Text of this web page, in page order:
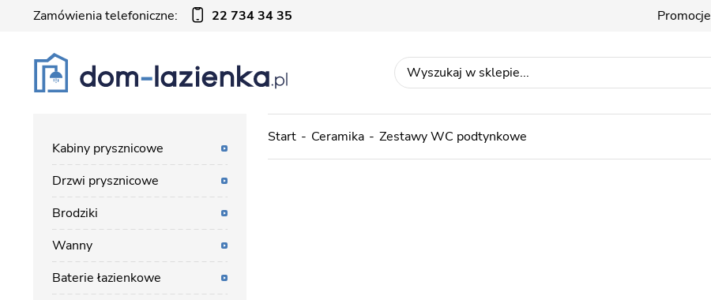
Zamówienia telefoniczne: 22 734 34 35 Promocje
Start Ceramika Zestawy WC podtynkowe
Kabiny prysznicowe
Drzwi prysznicowe
Brodziki
Wanny
Baterie łazienkowe